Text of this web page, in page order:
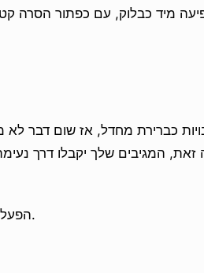
כברירת מחדל, אז שום דבר
המגיבים שלך יקבלו דרך
הפעל את זה, הדבק סרטון, ויידע אותנו מה אתה חושב למטה.